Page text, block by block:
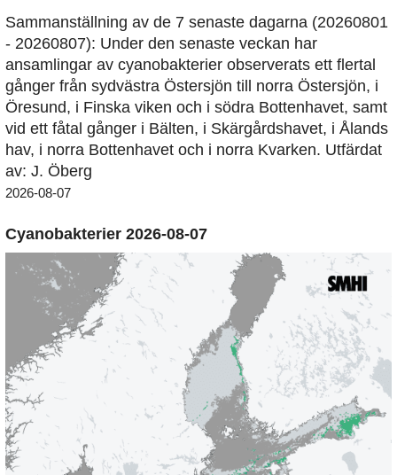
Sammanställning av de 7 senaste dagarna (20260801
- 20260807): Under den senaste veckan har
ansamlingar av cyanobakterier observerats ett flertal
gånger från sydvästra Östersjön till norra Östersjön, i
Öresund, i Finska viken och i södra Bottenhavet, samt
vid ett fåtal gånger i Bälten, i Skärgårdshavet, i Ålands
hav, i norra Bottenhavet och i norra Kvarken. Utfärdat
av: J. Öberg
2026-08-07
Cyanobakterier 2026-08-07